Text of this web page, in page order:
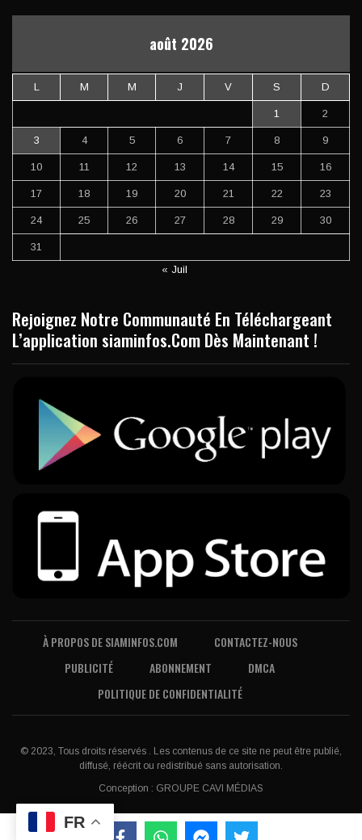
août 2026
L M M J V S D
1 2
3 4 5 6 7 8 9
10 11 12 13 14 15 16
17 18 19 20 21 22 23
24 25 26 27 28 29 30
31
« Juil
Rejoignez Notre Communauté En Téléchargeant
L’application siaminfos.Com Dès Maintenant !
À PROPOS DE SIAMINFOS.COM
CONTACTEZ-NOUS
PUBLICITÉ
ABONNEMENT
DMCA
POLITIQUE DE CONFIDENTIALITÉ
© 2023, Tous droits réservés . Les contenus de ce site ne peut être publié,
diffusé, réécrit ou redistribué sans autorisation.
Conception : GROUPE CAVI MÉDIAS
FR